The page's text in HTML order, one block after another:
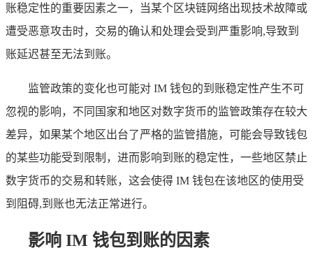
账稳定性的重要因素之一，当某个区块链网络出现技术故障或
遭受恶意攻击时，交易的确认和处理会受到严重影响,导致到
账延迟甚至无法到账。
监管政策的变化也可能对 IM 钱包的到账稳定性产生不可
忽视的影响，不同国家和地区对数字货币的监管政策存在较大
差异，如果某个地区出台了严格的监管措施，可能会导致钱包
的某些功能受到限制，进而影响到账的稳定性，一些地区禁止
数字货币的交易和转账，这会使得 IM 钱包在该地区的使用受
到阻碍,到账也无法正常进行。
影响 IM 钱包到账的因素